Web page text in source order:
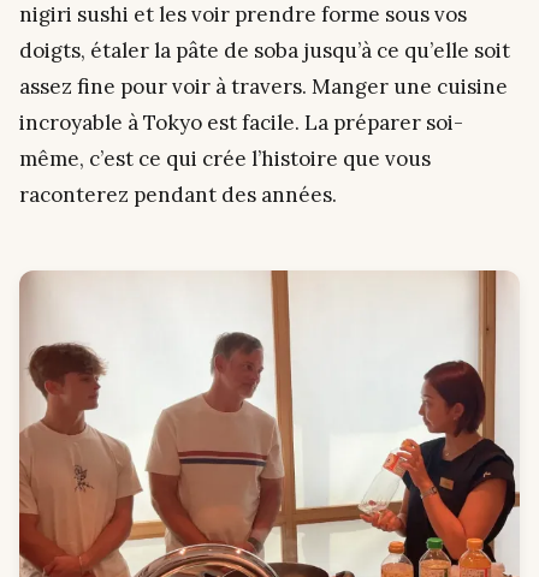
nigiri sushi et les voir prendre forme sous vos
doigts, étaler la pâte de soba jusqu’à ce qu’elle soit
assez fine pour voir à travers. Manger une cuisine
incroyable à Tokyo est facile. La préparer soi-
même, c’est ce qui crée l’histoire que vous
raconterez pendant des années.